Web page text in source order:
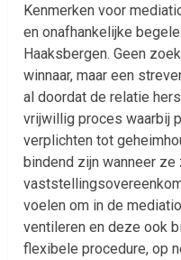
Kenmerken voor
en onafhankelijke
Haaksbergen. Geen
winnaar, maar een
al doordat de relatie
vrijwillig proces waarbij
verplichten tot
bindend zijn wanneer
voelen om in de
ventileren en deze ook
flexibele procedure, op